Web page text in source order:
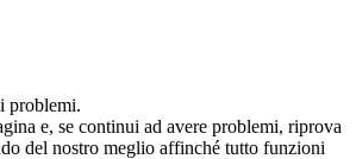
problemi.
e, se continui ad avere problemi, riprova
del nostro meglio affinché tutto funzioni